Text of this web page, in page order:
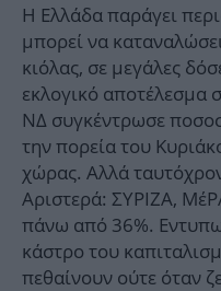
Η Ελλάδα παράγει
μπορεί να
κιόλας, σε μεγάλες
εκλογικό αποτέλεσμα
ΝΔ συγκέντρωσε
την πορεία του
χώρας. Αλλά
Αριστερά: ΣΥΡΙΖΑ,
πάνω από 36%.
κάστρο του
πεθαίνουν ούτε όταν